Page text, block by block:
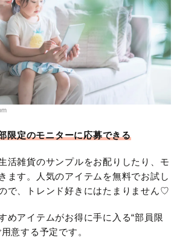
限定のモニターに応募できる
活雑貨のサンプルをお配りしたり、モ
ます。人気のアイテムを無料でお試し
で、トレンド好きにはたまりません♡
めアイテムがお得に手に入る“部員限
意する予定です。